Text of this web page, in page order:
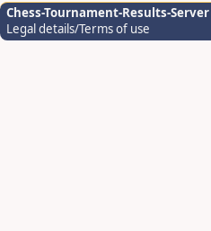
Chess-Tournament-Results-Server
Legal details/Terms of use